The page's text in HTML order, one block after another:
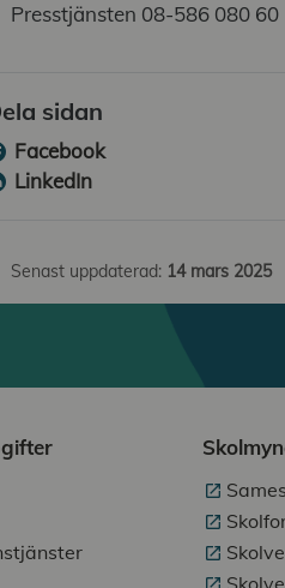
Presstjänsten 08-586 080 60
sidan
Facebook
LinkedIn
Senast uppdaterad: 14 mars 2025